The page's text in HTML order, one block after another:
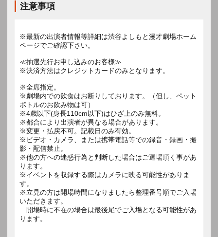
注意事項
※最新の出演者情報等詳細は渋谷よしもと漫才劇場ホーム
ページでご確認下さい。
≪抽選先行お申し込みのお客様≫
※決済方法はクレジットカードのみとなります。
※全席指定。
※劇場内での飲食はお断りしております。（但し、ペット
ボトルのお飲み物は可）
※4歳以下(身長110cm以下)はひざ上のみ無料。
※都合により出演者が異なる場合があります。
※変更・払戻不可。記載日のみ有効。
※ビデオ・カメラ、または携帯電話等での録音・録画・撮
影・配信禁止。
※他の方への迷惑行為と判断した場合はご退場頂く事があ
ります。
※イベントを収録する際はカメラに映る可能性がありま
す。
※立見の方は開場時間になりましたら整理番号順でご入場
いただきます。
開場時に不在の場合は最後尾でご入場となる可能性があ
ります。